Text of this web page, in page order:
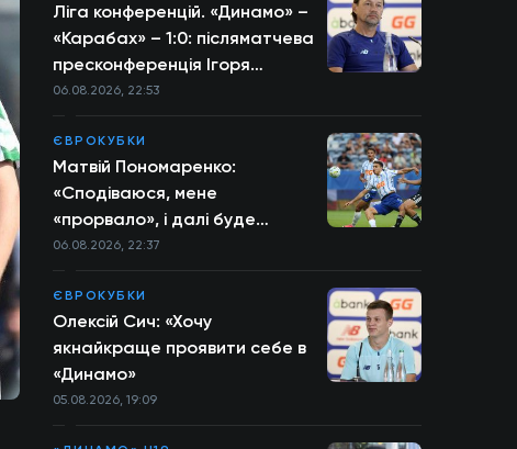
Ліга конференцій. «Динамо» –
«Карабах» – 1:0: післяматчева
пресконференція Ігоря
Костюка
06.08.2026, 22:53
ЄВРОКУБКИ
Матвій Пономаренко:
«Сподіваюся, мене
«прорвало», і далі буде
більше»
06.08.2026, 22:37
ЄВРОКУБКИ
Олексій Сич: «Хочу
якнайкраще проявити себе в
«Динамо»
05.08.2026, 19:09